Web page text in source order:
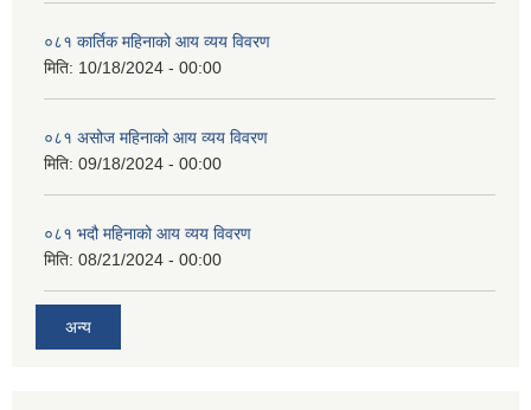
०८१ कार्तिक महिनाको आय व्यय विवरण
मिति: 10/18/2024 - 00:00
०८१ असोज महिनाको आय व्यय विवरण
मिति: 09/18/2024 - 00:00
०८१ भदौ महिनाको आय व्यय विवरण
मिति: 08/21/2024 - 00:00
अन्य